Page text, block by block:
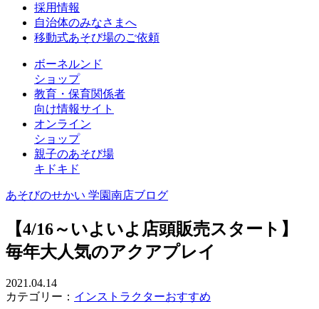
採用情報
自治体のみなさまへ
移動式あそび場のご依頼
ボーネルンド
ショップ
教育・保育関係者
向け情報サイト
オンライン
ショップ
親子のあそび場
キドキド
あそびのせかい 学園南店ブログ
【4/16～いよいよ店頭販売スタート】
毎年大人気のアクアプレイ
2021.04.14
カテゴリー： インストラクターおすすめ